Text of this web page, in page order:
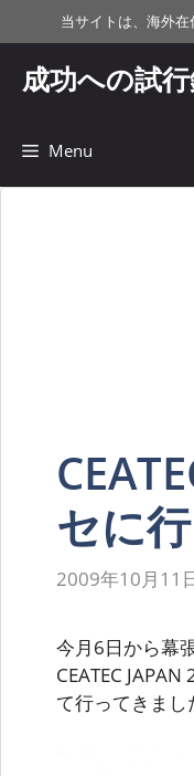
ン
当サイトは、海外在
成功への試行
Menu
セに
2009年10月11
今月6日から幕
CEATEC
て行ってきまし